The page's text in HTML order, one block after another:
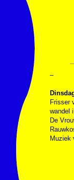
–
Frisser
wandel
De
Muziek